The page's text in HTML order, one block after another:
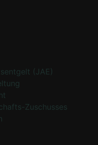
(JAE)
Zuschusses